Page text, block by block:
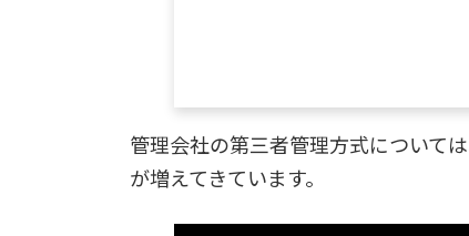
管理会社の第三者管理方式について
が増えてきています。